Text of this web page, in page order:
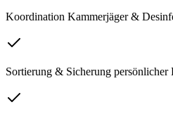
Koordination Kammerjäger &
Sortierung & Sicherung persönlicher